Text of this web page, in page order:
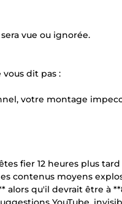
vue ou ignorée.
vous dit pas :
votre montage
fier 12 heures plus tard
contenus moyens
alors qu'il devrait être à